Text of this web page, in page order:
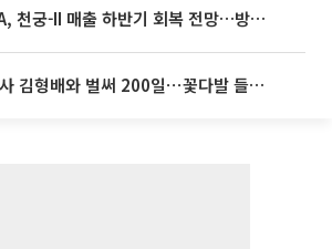
iM "LIG D&A, 천궁-II 매출 하반기 회복 전망…방산 톱픽 유지"
아옳이, 한의사 김형배와 벌써 200일⋯꽃다발 들고 "프러포즈 아냐"